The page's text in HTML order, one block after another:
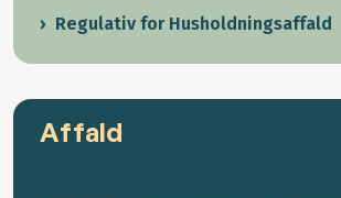
Regulativ for Husholdningsaffald
Affald